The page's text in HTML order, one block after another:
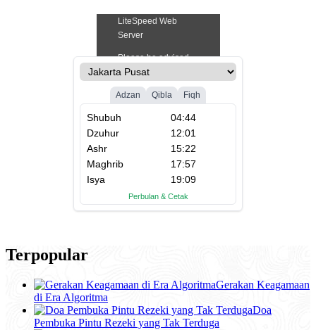
Terpopular
Gerakan Keagamaan
di Era Algoritma
Doa
Pembuka Pintu Rezeki yang Tak Terduga